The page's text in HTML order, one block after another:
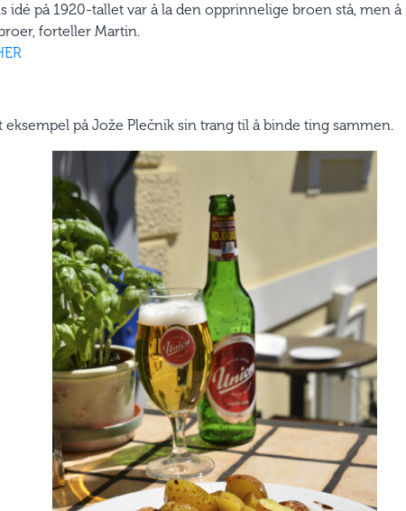
idé på 1920-tallet var å la den opprinnelige broen stå, men å
forteller Martin.
på Jože Plečnik sin trang til å binde ting sammen.